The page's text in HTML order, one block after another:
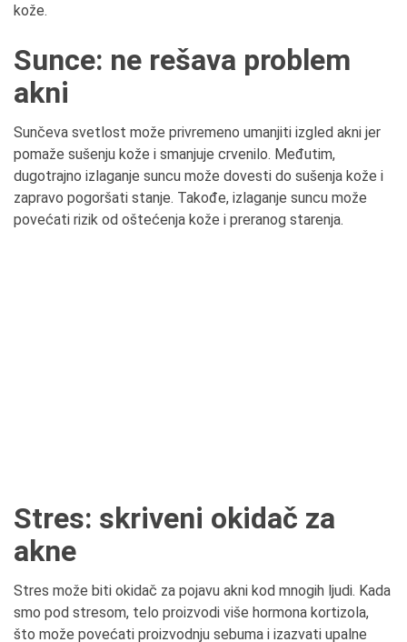
kože.
Sunce: ne rešava problem
akni
Sunčeva svetlost može privremeno umanjiti izgled akni jer
pomaže sušenju kože i smanjuje crvenilo. Međutim,
dugotrajno izlaganje suncu može dovesti do sušenja kože i
zapravo pogoršati stanje. Takođe, izlaganje suncu može
povećati rizik od oštećenja kože i preranog starenja.
Stres: skriveni okidač za
akne
Stres može biti okidač za pojavu akni kod mnogih ljudi. Kada
smo pod stresom, telo proizvodi više hormona kortizola,
što može povećati proizvodnju sebuma i izazvati upalne